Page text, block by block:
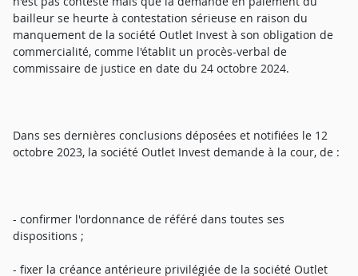
bailleur se heurte à contestation sérieuse en raison du
manquement de la société Outlet Invest à son obligation de
commercialité, comme l'établit un procès-verbal de
commissaire de justice en date du 24 octobre 2024.
Dans ses dernières conclusions déposées et notifiées le 12
octobre 2023, la société Outlet Invest demande à la cour, de :
- confirmer l'ordonnance de référé dans toutes ses
dispositions ;
- fixer la créance antérieure privilégiée de la société Outlet